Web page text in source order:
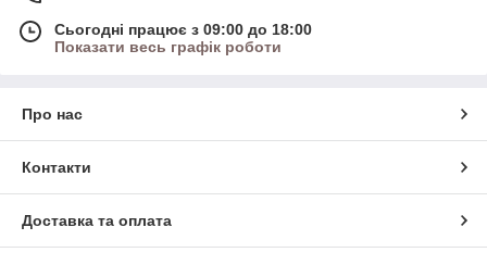
Сьогодні працює з 09:00 до 18:00
Показати весь графік роботи
Про нас
Контакти
Доставка та оплата